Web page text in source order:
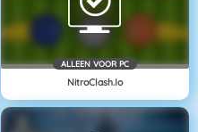
ALLEEN VOOR PC
NitroClash.io